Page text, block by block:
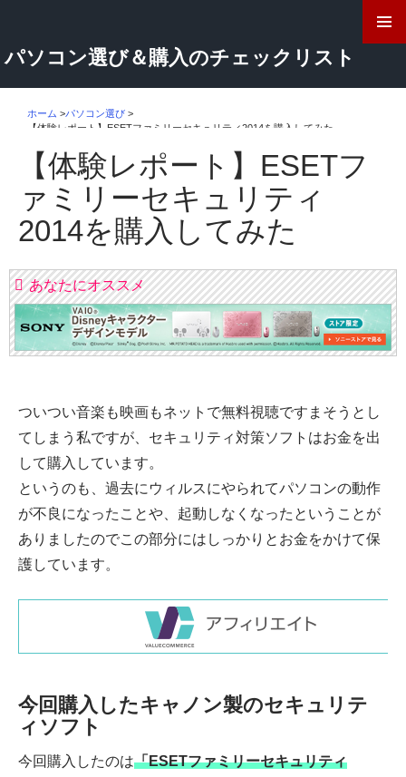
パソコン選び＆購入のチェックリスト
ン
ホーム >パソコン選び >
【体験レポート】ESETファミリーセキュリティ2014を購入してみた
【体験レポート】ESETフ
ァミリーセキュリティ
2014を購入してみた
あなたにオススメ
ついつい音楽も映画もネットで無料視聴ですまそうとし
てしまう私ですが、セキュリティ対策ソフトはお金を出
して購入しています。
というのも、過去にウィルスにやられてパソコンの動作
が不良になったことや、起動しなくなったということが
ありましたのでこの部分にはしっかりとお金をかけて保
護しています。
今回購入したキャノン製のセキュリテ
ィソフト
今回購入したのは「ESETファミリーセキュリティ